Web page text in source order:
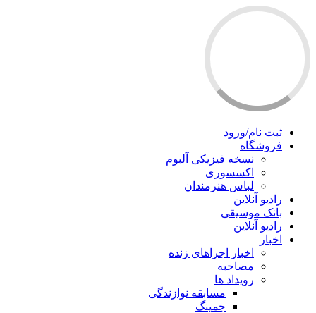
ثبت نام/ورود
فروشگاه
نسخه فیزیکی آلبوم
اکسسوری
لباس هنرمندان
رادیو آنلاین
بانک موسیقی
رادیو آنلاین
اخبار
اخبار اجراهای زنده
مصاحبه
رویداد ها
مسابقه نوازندگی
جمینگ